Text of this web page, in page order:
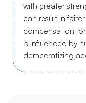
with greater
can result in
compensation
is influenced by
democratizing